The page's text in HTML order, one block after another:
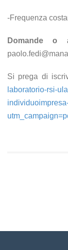
-Frequenza
Domande o
Si prega di
laboratorio-rsi-